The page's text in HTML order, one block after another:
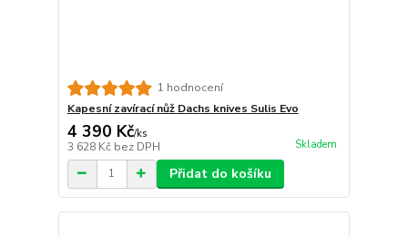
1 hodnocení
Kapesní zavírací nůž Dachs knives Sulis Evo
4 390 Kč/ks
3 628 Kč bez DPH Skladem
Přidat do košíku